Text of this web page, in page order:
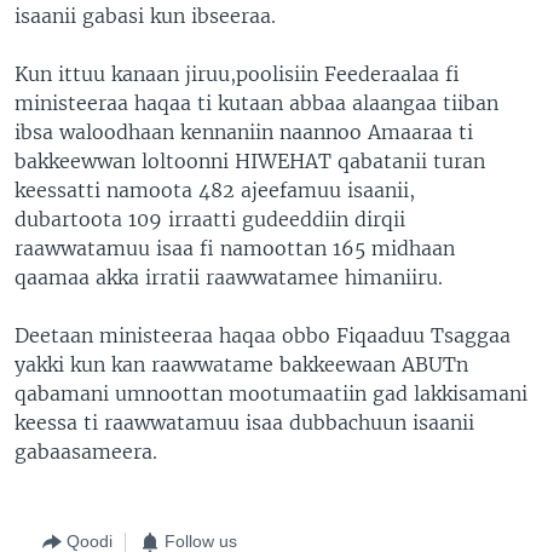
isaanii gabasi kun ibseeraa.
Kun ittuu kanaan jiruu,poolisiin Feederaalaa fi
ministeeraa haqaa ti kutaan abbaa alaangaa tiiban
ibsa waloodhaan kennaniin naannoo Amaaraa ti
bakkeewwan loltoonni HIWEHAT qabatanii turan
keessatti namoota 482 ajeefamuu isaanii,
dubartoota 109 irraatti gudeeddiin dirqii
raawwatamuu isaa fi namoottan 165 midhaan
qaamaa akka irratii raawwatamee himaniiru.
Deetaan ministeeraa haqaa obbo Fiqaaduu Tsaggaa
yakki kun kan raawwatame bakkeewaan ABUTn
qabamani umnoottan mootumaatiin gad lakkisamani
keessa ti raawwatamuu isaa dubbachuun isaanii
gabaasameera.
Qoodi Follow us